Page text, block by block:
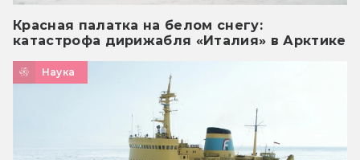
Красная палатка на белом снегу:
катастрофа дирижабля «Италия» в Арктике
Наука